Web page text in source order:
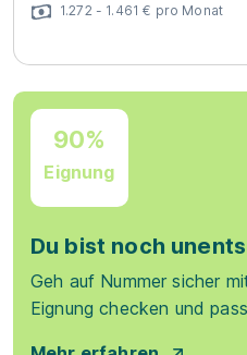
1.272 - 1.461 € pro Monat
90%
Eignung
Du bist noch
Geh auf Nummer sicher
Eignung checken und